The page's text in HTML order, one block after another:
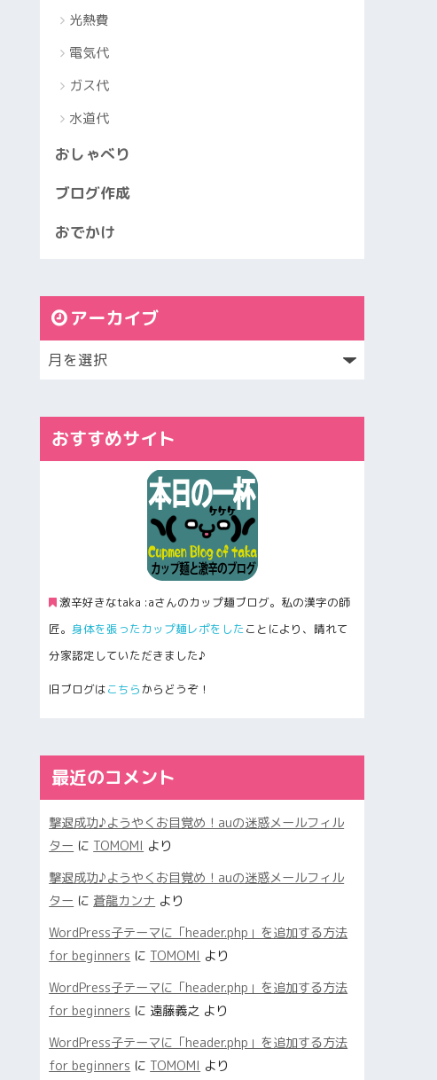
光熱費
電気代
ガス代
水道代
おしゃべり
ブログ作成
おでかけ
アーカイブ
おすすめサイト
激辛好きなtaka :aさんのカップ麺ブログ。私の漢字の師
匠。身体を張ったカップ麺レポをしたことにより、晴れて
分家認定していただきました♪
旧ブログはこちらからどうぞ！
最近のコメント
撃退成功♪ようやくお目覚め！auの迷惑メールフィル
ター に TOMOMI より
撃退成功♪ようやくお目覚め！auの迷惑メールフィル
ター に 蒼龍カンナ より
WordPress子テーマに「header.php」を追加する方法
for beginners に TOMOMI より
WordPress子テーマに「header.php」を追加する方法
for beginners に 遠藤義之 より
WordPress子テーマに「header.php」を追加する方法
for beginners に TOMOMI より